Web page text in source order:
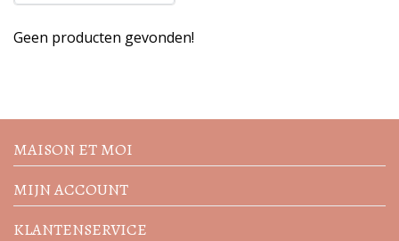
Geen producten gevonden!
acties
MAISON ET MOI
MIJN ACCOUNT
KLANTENSERVICE